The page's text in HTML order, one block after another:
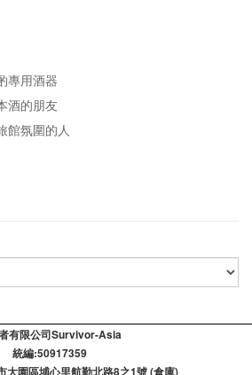
專用酒器
酒的朋友
館氛圍的人
有限公司Survivor-Asia
統編:50917359
大園區埔心里航勤北路8之1號 (倉庫)